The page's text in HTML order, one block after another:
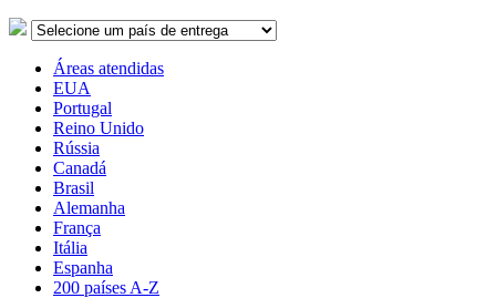
Áreas atendidas
EUA
Portugal
Reino Unido
Rússia
Canadá
Brasil
Alemanha
França
Itália
Espanha
200 países A-Z